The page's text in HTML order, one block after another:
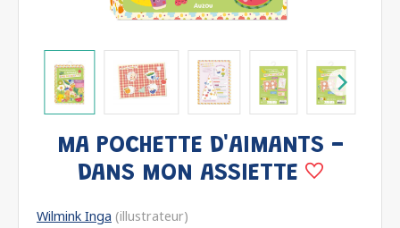
MA POCHETTE D'AIMANTS -
DANS MON ASSIETTE
Wilmink Inga (illustrateur)